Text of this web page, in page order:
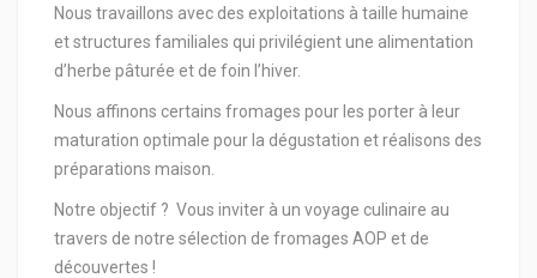
Nous travaillons avec des exploitations à taille humaine
et structures familiales qui privilégient une alimentation
d’herbe pâturée et de foin l’hiver.
Nous affinons certains fromages pour les porter à leur
maturation optimale pour la dégustation et réalisons des
préparations maison.
Notre objectif ? Vous inviter à un voyage culinaire au
travers de notre sélection de fromages AOP et de
découvertes !